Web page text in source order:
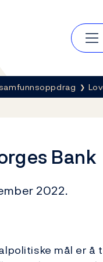
Bank
2022.
mål er å